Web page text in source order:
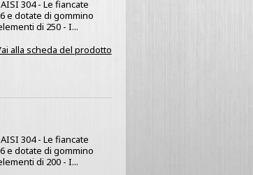
304 - Le fiancate
e dotate di gommino
di 250 - I...
alla scheda del prodotto
304 - Le fiancate
e dotate di gommino
di 200 - I...